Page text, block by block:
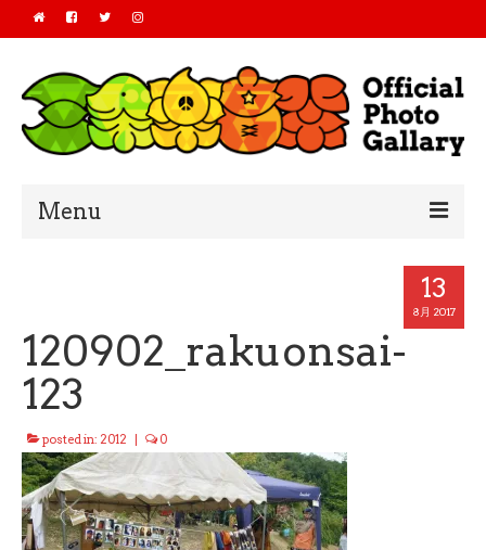
Menu
2018
2017
2016
All Photo
Official Site
13
8月 2017
120902_rakuonsai-
123
posted in: 2012 0